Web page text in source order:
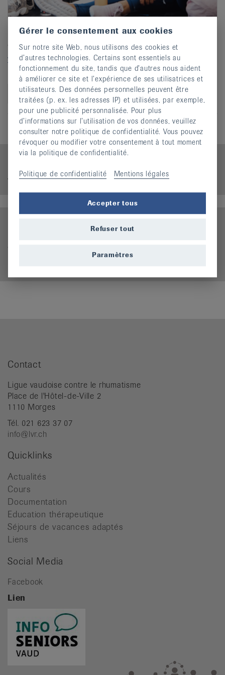
Détails des prestations organisées par la LVR dans le
canton de Vaud
voir la brochure en pdf
Réf. L003 - Gratuit
Ajouter au panier
Panier
Aucun produit dans le panier
Contact
Ligue vaudoise contre le rhumatisme
Place de l'Hôtel-de-Ville 2
1110 Morges
Tél. 021 623 37 07
info@lvr.ch
Quicklinks
Actualités
Cours
Documentation
Education thérapeutique
Séjours de vacances adaptés
Liens
Social Media
Facebook
Lien
Gérer le consentement aux cookies
Sur notre site Web, nous utilisons des cookies et
d’autres technologies. Certains sont essentiels au
fonctionnement du site, tandis que d’autres nous aident
à améliorer ce site et l’expérience de ses utilisatrices et
utilisateurs. Des données personnelles peuvent être
traitées (p. ex. les adresses IP) et utilisées, par exemple,
pour une publicité personnalisée. Pour plus
d’informations sur l’utilisation de vos données, veuillez
consulter notre politique de confidentialité. Vous pouvez
révoquer ou modifier votre consentement à tout moment
via la politique de confidentialité.
Politique de confidentialité Mentions légales
Accepter tous
Refuser tout
Paramètres